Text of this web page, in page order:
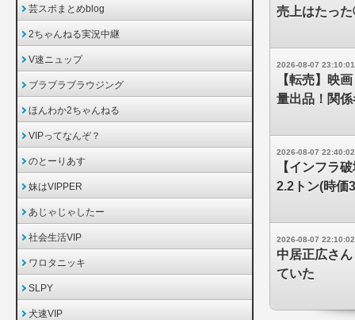
売上はたっ
2026-08-07 23:10:01
【転売】映
量出品！関
2026-08-07 22:40:02
【インフラ
2.2トン(時価
2026-08-07 22:10:02
中居正広さ
ていた
芸スポまとめblog
2ちゃんねる実況中継
V速ニュップ
ブラブラブラウジング
ほんわか2ちゃんねる
VIPってなんぞ？
のとーりあす
妹はVIPPER
あじゃじゃしたー
社会生活VIP
ワロタニッキ
SLPY
犬速VIP